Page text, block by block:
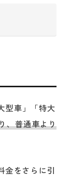
型車」「特大
、普通車より
金をさらに引